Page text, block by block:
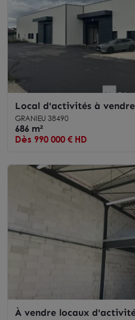
Local d'activités à
aménagés et parking privé
GRANIEU 38490
686 m²
Dès 990 000 € HD
À vendre locaux